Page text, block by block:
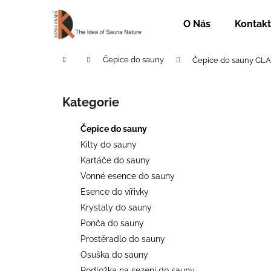
O Nás Kontakt
Domů Čepice do sauny Čepice do sauny
Přeskočit
kategorie
Kategorie
Čepice do sauny
Kilty do sauny
Kartáče do sauny
Vonné esence do sauny
Esence do vířivky
Krystaly do sauny
Ponča do sauny
Prostěradlo do sauny
Osuška do sauny
Zpět
Zpět
ČEPICE DO SAUNY CLASS D